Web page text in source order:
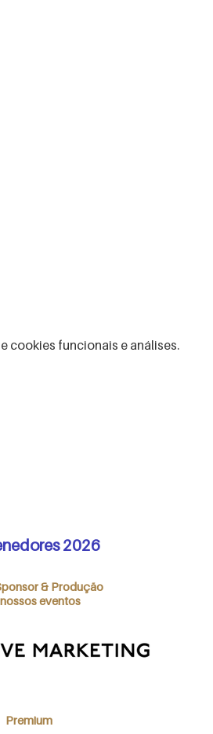
cookies funcionais e análises.
2026
& Produção
eventos
Premium